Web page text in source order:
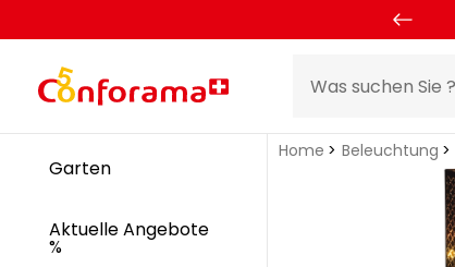
Garten
Aktuelle Angebote
%
Home Beleuchtung